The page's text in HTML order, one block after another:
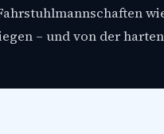
– und von der